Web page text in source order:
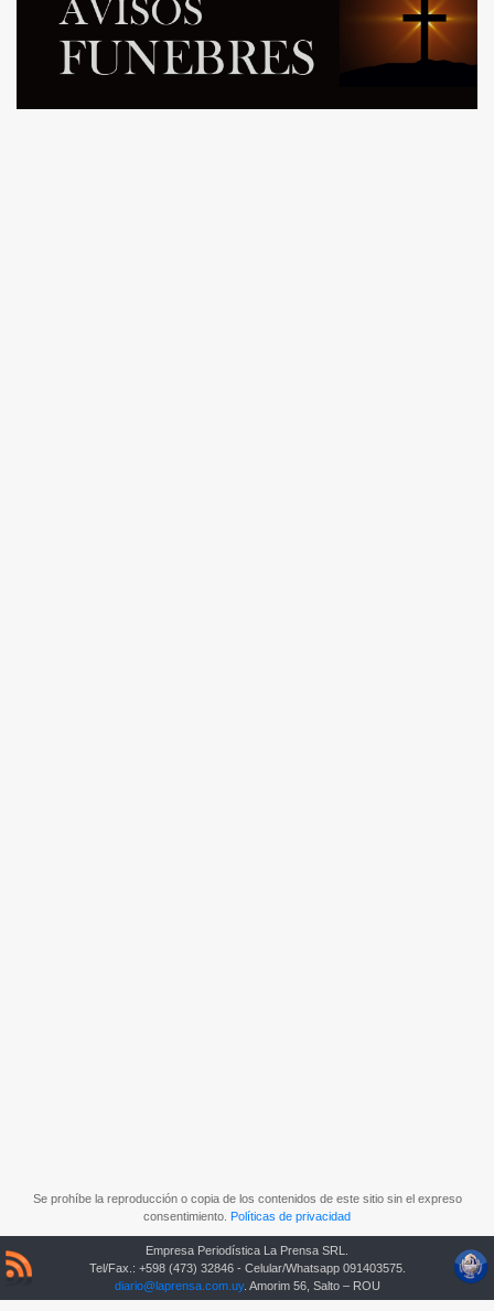
Se prohíbe la reproducción o copia de los contenidos de este sitio sin el expreso
consentimiento. Políticas de privacidad
Empresa Periodística La Prensa SRL.
Tel/Fax.: +598 (473) 32846 - Celular/Whatsapp 091403575.
diario@laprensa.com.uy. Amorim 56, Salto – ROU